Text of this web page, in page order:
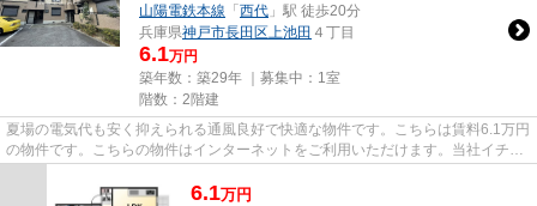
山陽電鉄本線 「 西代 」駅 徒歩20分
兵庫県神戸市長田区上池田 ４丁目
6.1万円
築年数：築29年 ｜募集中： 1室
階数：2階建
夏場の電気代も安く抑えられる通風良好で快適な物件です。こちらは賃料6.1万円
の物件です。こちらの物件はインターネットをご利用いただけます。当社イチオ
6.1万円